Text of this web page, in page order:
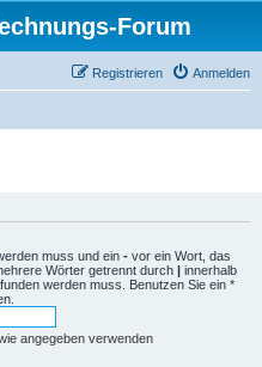
Forum
Anmelden
Registrieren
muss und ein - vor ein Wort, das
Wörter getrennt durch | innerhalb
werden muss. Benutzen Sie ein *
angegeben verwenden